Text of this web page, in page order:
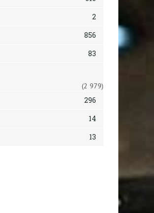
2
856
83
(2 979)
296
14
13